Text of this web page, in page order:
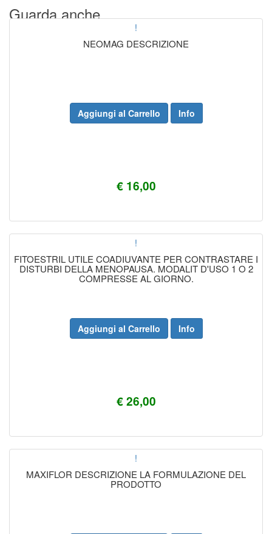
Guarda anche...
!
NEOMAG DESCRIZIONE
€ 16,00
Aggiungi al Carrello Info
!
FITOESTRIL UTILE COADIUVANTE PER CONTRASTARE I
DISTURBI DELLA MENOPAUSA. MODALIT D'USO 1 O 2
COMPRESSE AL GIORNO.
€ 26,00
Aggiungi al Carrello Info
!
MAXIFLOR DESCRIZIONE LA FORMULAZIONE DEL
PRODOTTO